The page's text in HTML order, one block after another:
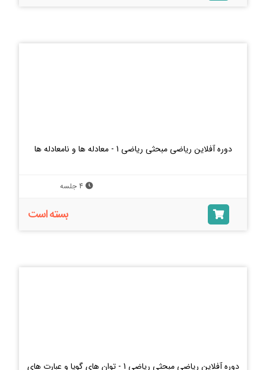
دوره آفلاین ریاضی مبحثی ریاضی 1 - معادله ها و نامعادله ها
4 جلسه
بسته است
دوره آفلاین ریاضی مبحثی ریاضی 1 - توان های گویا و عبارت های